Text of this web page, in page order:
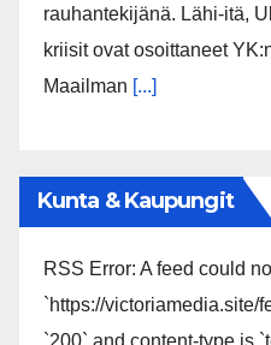
rauhantekijänä. Lähi-itä,
kriisit ovat osoittaneet
Maailman [...]
Kunta & Kaupungit
RSS Error: A feed could
`https://victoriamedia.site/